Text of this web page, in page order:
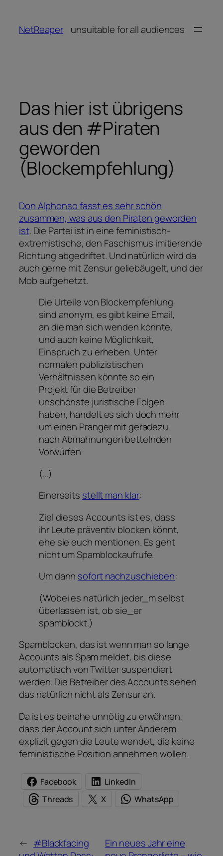
springen
NetReaper unsuitable for all audiences
Das hier ist übrigens
aus den #Piraten
geworden
(Blockempfehlung)
Don Alphonso fasst es sehr schön
zusammen, was aus den Piraten geworden
ist. Die Partei ist in eine feministisch-
extremistische, den Faschismus imitierende
Richtung abgedriftet. Und natürlich wird da
auch gerne mit Zensur geliebäugelt, und der
Mob aufgehetzt.
Die Urteile von Blockempfehlung
sind anonym, es gibt keine Email,
an die man sich wenden könnte,
und auch keine Möglichkeit,
Einspruch zu erheben. Unter
normalen publizistischen
Verhältnissen könnte so ein
Projekt für die Betreiber
unschönste juristische Folgen
haben, handelt es sich doch mehr
um einen Pranger mit geradezu
nach Abmahnungen bettelnden
Vorwürfen
(…)
Einerseits stellt man klar:
Ziel dieses Accounts ist es, dass
ihr Leute präventiv blocken könnt,
ehe sie euch mentionen. Es geht
nicht um Spamblockaufrufe.
Um dann sofort nachzuschieben:
(Wobei es natürlich jeder_m selbst
überlassen ist, ob sie_er
spamblockt.)
Spamblocken, das ist wenn man so lange
Accounts als Spam meldet, bis diese
automatisch von Twitter suspendiert
werden. Die Betreiber des Accounts sehen
das natürlich nicht als Zensur an.
Da ist es beinahe unnötig zu erwähnen,
dass der Account sich unter Anderem
explizit gegen die Leute wendet, die keine
feministische Position annehmen wollen.
Facebook
LinkedIn
Threads
X WhatsApp
← #Blackfacing
Ein neues Jahr eine